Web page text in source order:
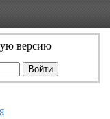
версию